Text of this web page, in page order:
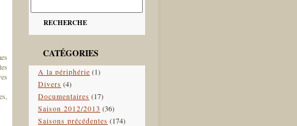
RECHERCHE
CATÉGORIES
A la périphérie (1)
Divers (4)
Documentaires (17)
Saison 2012/2013 (36)
Saisons précédentes (174)